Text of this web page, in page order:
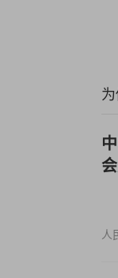
人